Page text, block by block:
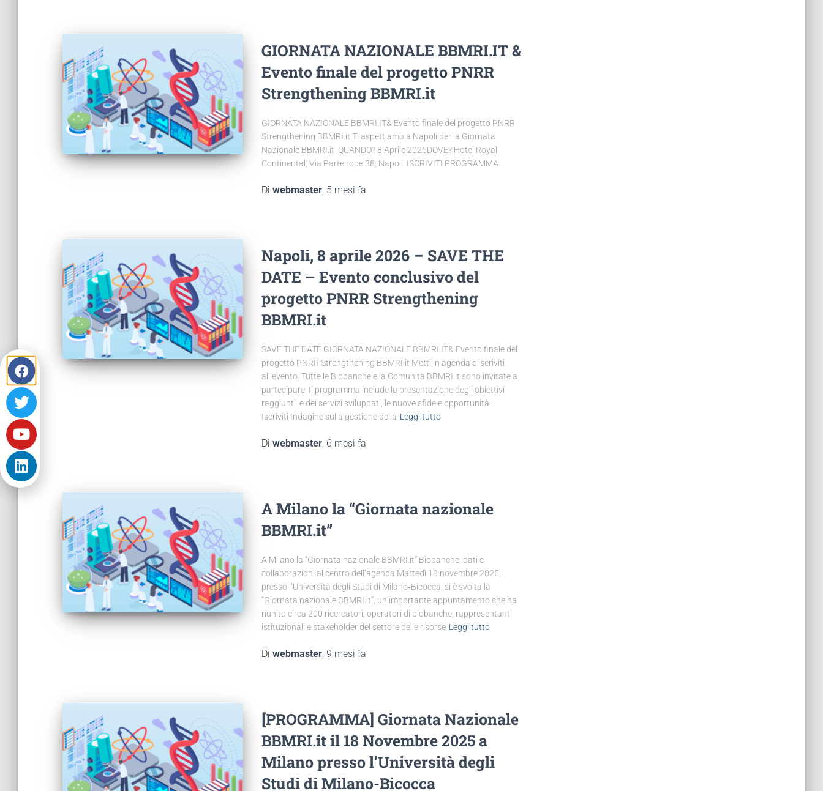
GIORNATA NAZIONALE BBMRI.IT &
Evento finale del progetto PNRR
Strengthening BBMRI.it
GIORNATA NAZIONALE BBMRI.IT& Evento finale del progetto PNRR
Strengthening BBMRI.it Ti aspettiamo a Napoli per la Giornata
Nazionale BBMRI.it QUANDO? 8 Aprile 2026DOVE? Hotel Royal
Continental, Via Partenope 38, Napoli ISCRIVITI PROGRAMMA
Di webmaster, 5 mesi fa
Napoli, 8 aprile 2026 – SAVE THE
DATE – Evento conclusivo del
progetto PNRR Strengthening
BBMRI.it
SAVE THE DATE GIORNATA NAZIONALE BBMRI.IT& Evento finale del
progetto PNRR Strengthening BBMRI.it Metti in agenda e iscriviti
all’evento. Tutte le Biobanche e la Comunità BBMRI.it sono invitate a
partecipare Il programma include la presentazione degli obiettivi
raggiunti e dei servizi sviluppati, le nuove sfide e opportunità.
Iscriviti Indagine sulla gestione della Leggi tutto
Di webmaster, 6 mesi fa
A Milano la “Giornata nazionale
BBMRI.it”
A Milano la “Giornata nazionale BBMRI.it” Biobanche, dati e
collaborazioni al centro dell’agenda Martedì 18 novembre 2025,
presso l’Università degli Studi di Milano‑Bicocca, si è svolta la
“Giornata nazionale BBMRI.it”, un importante appuntamento che ha
riunito circa 200 ricercatori, operatori di biobanche, rappresentanti
istituzionali e stakeholder del settore delle risorse Leggi tutto
Di webmaster, 9 mesi fa
[PROGRAMMA] Giornata Nazionale
BBMRI.it il 18 Novembre 2025 a
Milano presso l’Università degli
Studi di Milano-Bicocca